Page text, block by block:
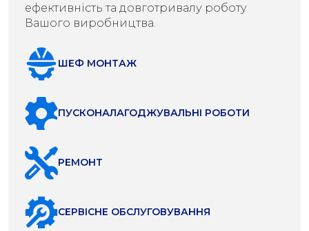
ефективність та довготривалу роботу
Вашого виробництва.
ШЕФ МОНТАЖ
ПУСКОНАЛАГОДЖУВАЛЬНІ РОБОТИ
РЕМОНТ
СЕРВІСНЕ ОБСЛУГОВУВАННЯ